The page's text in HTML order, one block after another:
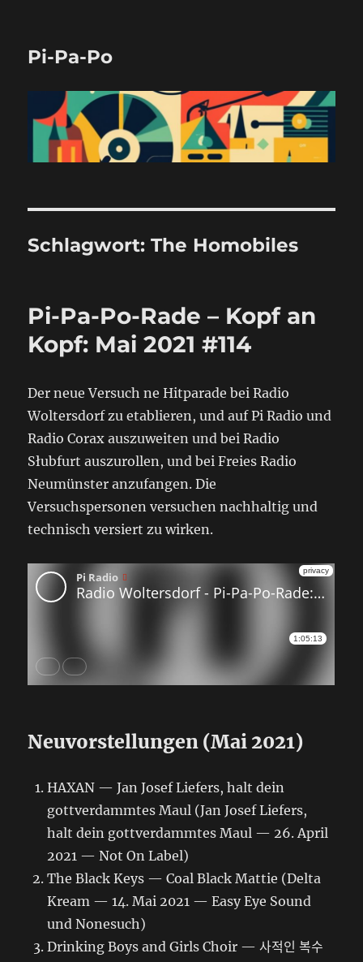
Pi-Pa-Po
Schlagwort:The Homobiles
Pi-Pa-Po-Rade – Kopf an
Kopf: Mai 2021 #114
Der neue Versuch ne Hitparade bei Radio
Woltersdorf zu etablieren, und auf Pi Radio und
Radio Corax auszuweiten und bei Radio
Słubfurt auszurollen, und bei Freies Radio
Neumünster anzufangen. Die
Versuchspersonen versuchen nachhaltig und
technisch versiert zu wirken.
Neuvorstellungen (Mai 2021)
HAXAN — Jan Josef Liefers, halt dein
gottverdammtes Maul (Jan Josef Liefers,
halt dein gottverdammtes Maul — 26. April
2021 — Not On Label)
The Black Keys — Coal Black Mattie (Delta
Kream — 14. Mai 2021 — Easy Eye Sound
und Nonesuch)
Drinking Boys and Girls Choir — 사적인 복수